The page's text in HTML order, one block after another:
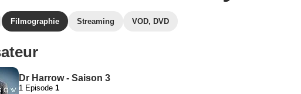
Filmographie Streaming VOD, DVD
Dr Harrow - Saison 3
1 Episode 1